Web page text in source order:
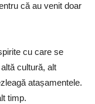
că au venit doar
cu care se
cultură, alt
atașamentele.
timp.